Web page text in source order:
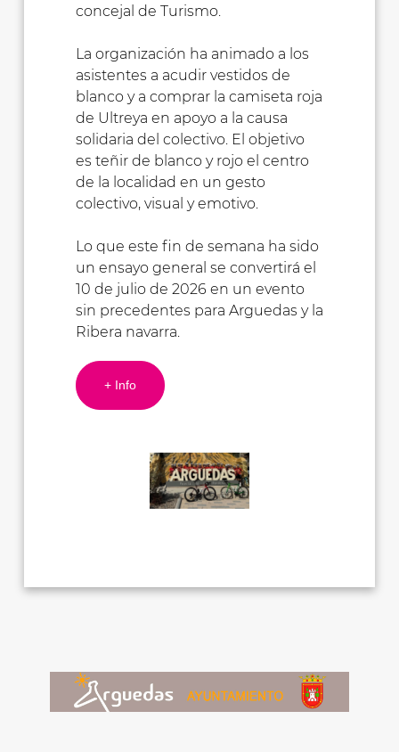
concejal de Turismo.
La organización ha animado a los
asistentes a acudir vestidos de
blanco y a comprar la camiseta roja
de Ultreya en apoyo a la causa
solidaria del colectivo. El objetivo
es teñir de blanco y rojo el centro
de la localidad en un gesto
colectivo, visual y emotivo.
Lo que este fin de semana ha sido
un ensayo general se convertirá el
10 de julio de 2026 en un evento
sin precedentes para Arguedas y la
Ribera navarra.
+ Info